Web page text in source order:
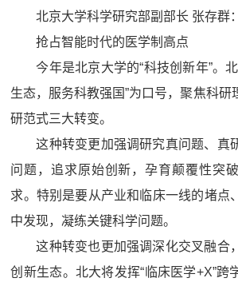
北京大学科学研究部副部长 张存群：
抢占智能时代的医学制高点
今年是北京大学的“科技创新年”。
生态，服务科教强国”为口号，聚焦科研
研范式三大转变。
这种转变更加强调研究真问题、真
问题，追求原始创新，孕育颠覆性突
求。特别是要从产业和临床一线的堵点
中发现，凝练关键科学问题。
这种转变也更加强调深化交叉融合
创新生态。北大将发挥“临床医学+X”跨